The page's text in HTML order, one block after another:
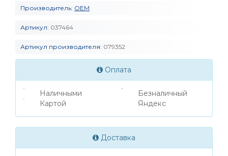
Производитель: OEM
Артикул: 037464
Артикул производителя: 079352
Оплата
Наличными
Картой
Безналичный
Яндекс
Доставка